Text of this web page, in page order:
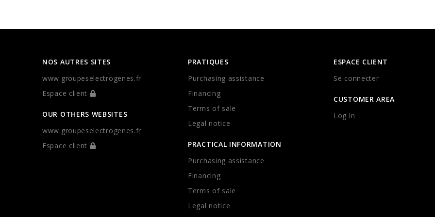
NOS AUTRES SITES
www.groupeselectrogenes.fr
Espace client
OUR OTHERS WEBSITES
www.groupeselectrogenes.fr
Espace client
PRATIQUES
Purchasing assistance
Financing
Terms of sale
Legal notice
PRACTICAL INFORMATION
Purchasing assistance
Financing
Terms of sale
Legal notice
ESPACE CLIENT
Se connecter
CUSTOMER AREA
Log in